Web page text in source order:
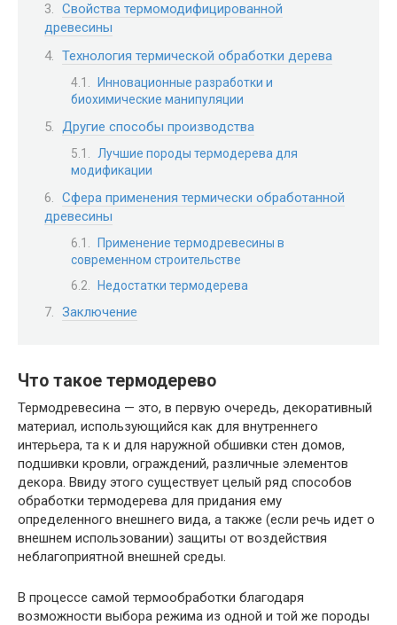
Свойства термомодифицированной
древесины
Технология термической обработки дерева
Инновационные разработки и
биохимические манипуляции
Другие способы производства
Лучшие породы термодерева для
модификации
Сфера применения термически обработанной
древесины
Применение термодревесины в
современном строительстве
Недостатки термодерева
Заключение
Что такое термодерево
Термодревесина — это, в первую очередь, декоративный
материал, использующийся как для внутреннего
интерьера, та к и для наружной обшивки стен домов,
подшивки кровли, ограждений, различные элементов
декора. Ввиду этого существует целый ряд способов
обработки термодерева для придания ему
определенного внешнего вида, а также (если речь идет о
внешнем использовании) защиты от воздействия
неблагоприятной внешней среды.
В процессе самой термообработки благодаря
возможности выбора режима из одной и той же породы